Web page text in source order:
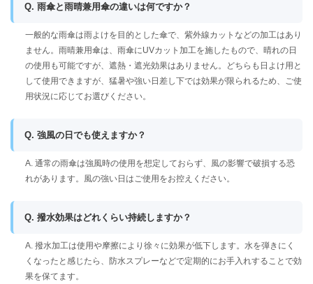
Q. 雨傘と雨晴兼用傘の違いは何ですか？
一般的な雨傘は雨よけを目的とした傘で、紫外線カットなどの加工はあり
ません。雨晴兼用傘は、雨傘にUVカット加工を施したもので、晴れの日
の使用も可能ですが、遮熱・遮光効果はありません。どちらも日よけ用と
して使用できますが、猛暑や強い日差し下では効果が限られるため、ご使
用状況に応じてお選びください。
Q. 強風の日でも使えますか？
A. 通常の雨傘は強風時の使用を想定しておらず、風の影響で破損する恐
れがあります。風の強い日はご使用をお控えください。
Q. 撥水効果はどれくらい持続しますか？
A. 撥水加工は使用や摩擦により徐々に効果が低下します。水を弾きにく
くなったと感じたら、防水スプレーなどで定期的にお手入れすることで効
果を保てます。